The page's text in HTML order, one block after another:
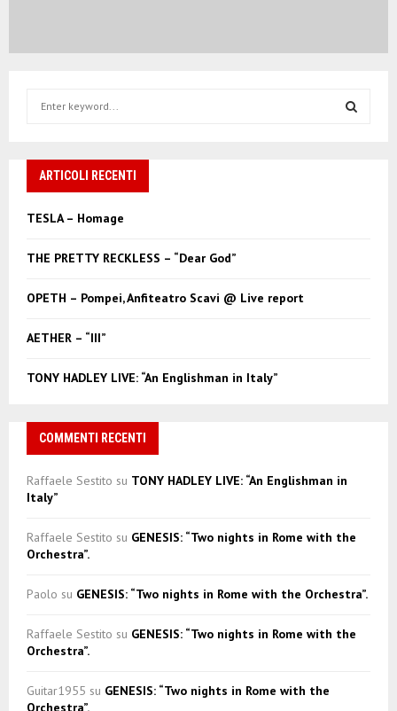
h
ARTICOLI RECENTI
TESLA – Homage
THE PRETTY RECKLESS – “Dear God”
OPETH – Pompei, Anfiteatro Scavi @ Live report
AETHER – “III”
TONY HADLEY LIVE: “An Englishman in Italy”
COMMENTI RECENTI
Raffaele Sestito su TONY HADLEY LIVE: “An Englishman in
Italy”
Raffaele Sestito su GENESIS: “Two nights in Rome with the
Orchestra”.
Paolo su GENESIS: “Two nights in Rome with the Orchestra”.
Raffaele Sestito su GENESIS: “Two nights in Rome with the
Orchestra”.
Guitar1955 su GENESIS: “Two nights in Rome with the
Orchestra”.